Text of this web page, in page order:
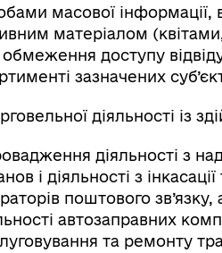
масової
матеріалом
доступу
зазначених
діяльності із
діяльності з
і діяльності з
поштового
автозаправних
та ремонту